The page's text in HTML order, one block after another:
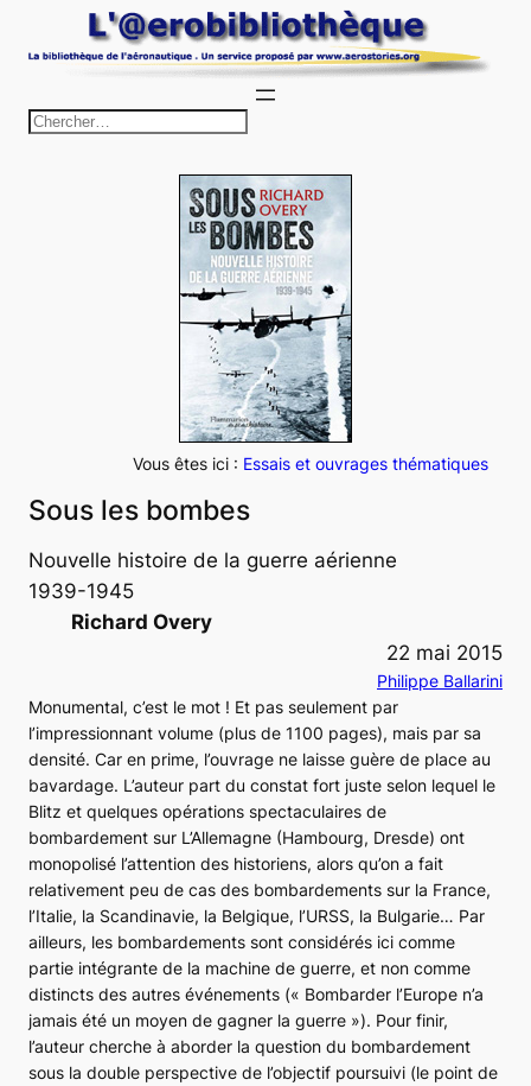
au
c
h
e
r
c
h
e
r
Vous êtes ici : Essais et ouvrages thématiques
Sous les bombes
Nouvelle histoire de la guerre aérienne
1939-1945
Richard Overy
22 mai 2015
Philippe Ballarini
Monumental, c’est le mot ! Et pas seulement par
l’impressionnant volume (plus de 1100 pages), mais par sa
densité. Car en prime, l’ouvrage ne laisse guère de place au
bavardage. L’auteur part du constat fort juste selon lequel le
Blitz et quelques opérations spectaculaires de
bombardement sur L’Allemagne (Hambourg, Dresde) ont
monopolisé l’attention des historiens, alors qu’on a fait
relativement peu de cas des bombardements sur la France,
l’Italie, la Scandinavie, la Belgique, l’URSS, la Bulgarie… Par
ailleurs, les bombardements sont considérés ici comme
partie intégrante de la machine de guerre, et non comme
distincts des autres événements (« Bombarder l’Europe n’a
jamais été un moyen de gagner la guerre »). Pour finir,
l’auteur cherche à aborder la question du bombardement
sous la double perspective de l’objectif poursuivi (le point de